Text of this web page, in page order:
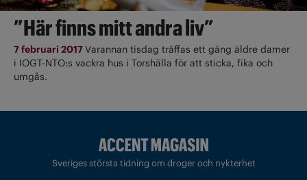
”Här finns mitt andra liv”
7 februari 2017Varannan tisdag träffas ett gäng äldre damer
i IOGT-NTO:s vackra hus i Torshälla för att sticka, fika och
umgås.
Sveriges största tidning om droger och nykterhet